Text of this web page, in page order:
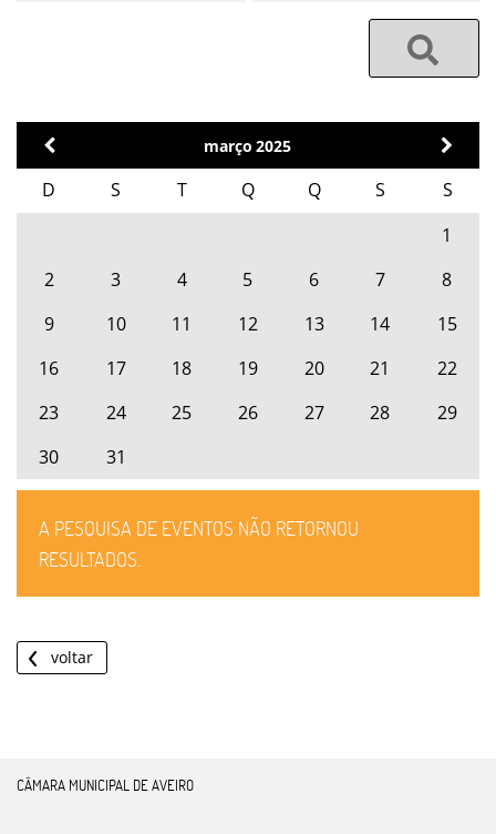
março 2025
D S T Q Q S
S
1
2
3 4 5 6 7
8
9
10 11 12 13 14
15
16
17 18 19 20 21
22
23
24 25 26 27 28
29
30
31
A PESQUISA DE EVENTOS NÃO RETORNOU
RESULTADOS.
voltar
CÂMARA MUNICIPAL DE AVEIRO